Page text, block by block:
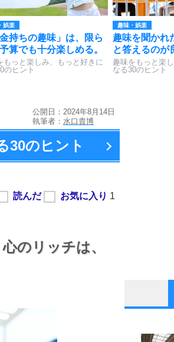
娯楽
金持ちの趣味」は、限ら
算でも十分楽しめる。
もっと楽しみ、もっと好きに
のヒント
趣味・娯楽
趣味を聞かれ
と答えるのが
趣味をもっと楽
なる30のヒント
公開日：2024年8月14日
執筆者： 水口貴博
30のヒント
心のリッチは、